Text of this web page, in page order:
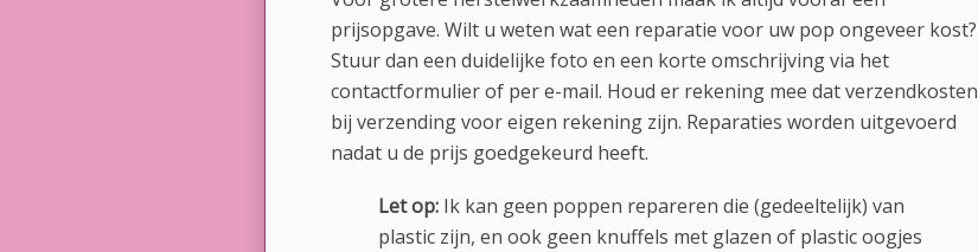
prijsopgave. Wilt u weten wat een reparatie voor uw pop ongeveer kost?
Stuur dan een duidelijke foto en een korte omschrijving via het
contactformulier of per e-mail. Houd er rekening mee dat verzendkosten
bij verzending voor eigen rekening zijn. Reparaties worden uitgevoerd
nadat u de prijs goedgekeurd heeft.
Let op: Ik kan geen poppen repareren die (gedeeltelijk) van
plastic zijn, en ook geen knuffels met glazen of plastic oogjes